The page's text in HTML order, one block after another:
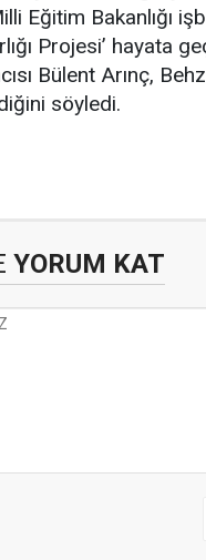
Eğitim Bakanlığı
Projesi’ hayata
Bülent Arınç,
söyledi.
YORUM KAT